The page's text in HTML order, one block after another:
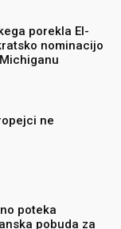
porekla El-
nominacijo
ne
poteka
pobuda za